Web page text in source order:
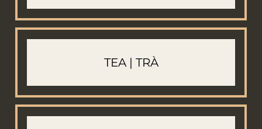
TEA | TRÀ